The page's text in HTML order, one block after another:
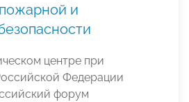
и
центре при
Федерации
форум